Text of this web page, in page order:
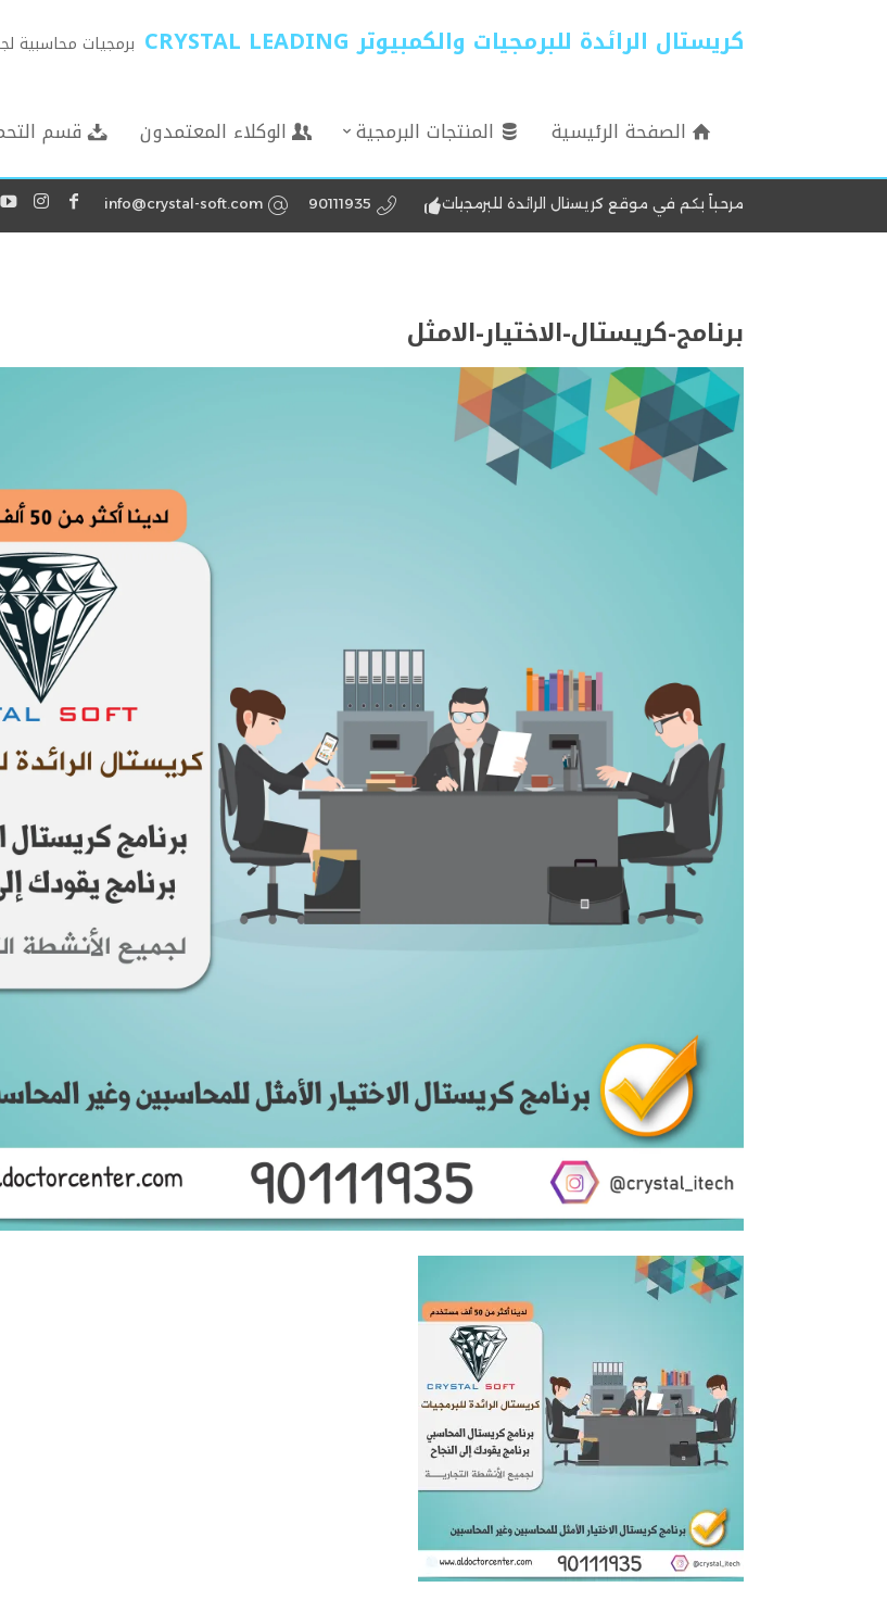
كريستال الرائدة للبرمجيات والكمبيوتر CRYSTAL LEADING برمجيات محاسبية
الصفحة الرئيسية المنتجات البرمجية الوكلاء المعتمدون قسم
مرحباً بكم في موقع كريستال الرائدة للبرمجيات 90111935
info@crystal-soft.com
برنامج-كريستال-الاختيار-الامثل